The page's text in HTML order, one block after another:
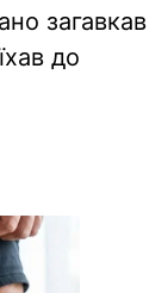
загавкав
до